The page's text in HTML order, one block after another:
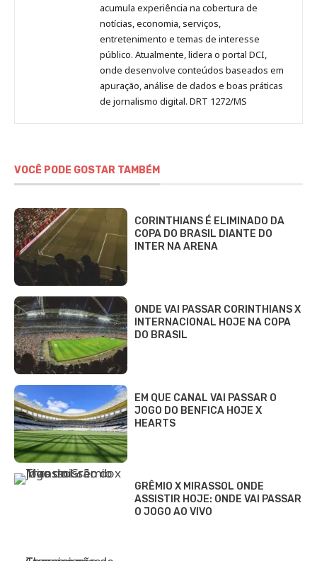
acumula experiência na cobertura de
notícias, economia, serviços,
entretenimento e temas de interesse
público. Atualmente, lidera o portal DCI,
onde desenvolve conteúdos baseados em
apuração, análise de dados e boas práticas
de jornalismo digital. DRT 1272/MS
VOCÊ PODE GOSTAR TAMBÉM
CORINTHIANS É ELIMINADO DA
COPA DO BRASIL DIANTE DO
INTER NA ARENA
ONDE VAI PASSAR CORINTHIANS X
INTERNACIONAL HOJE NA COPA
DO BRASIL
EM QUE CANAL VAI PASSAR O
JOGO DO BENFICA HOJE X
HEARTS
GRÊMIO X MIRASSOL ONDE
ASSISTIR HOJE: ONDE VAI PASSAR
O JOGO AO VIVO